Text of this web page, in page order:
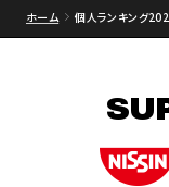
ホーム 個人ランキング